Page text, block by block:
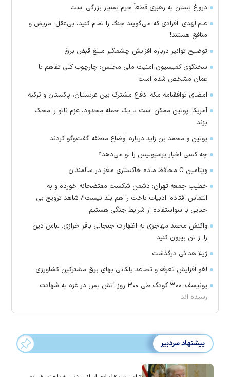
دروغ بستن به رهبری قطعاً جرم بسیار بزرگی است
علم‌الهدی: افرادی که می‌گویند جنگ را تمام کنید، بی‌عقل، مریض و
منافق هستند!
توضیح توانیر درباره افزایش چشمگیر مبلغ قبض برق
سخنگوی کمیسیون امنیت ملی مجلس: چارچوب کلی تفاهم با
عمان مشخص شده است
امضای توافقنامه مکه؛ دفاع مشترک بین عربستان، پاکستان و ترکیه
آمریکا: پوتین ممکن است با یک حمله محدود، عزم ناتو را محک
بزند
پوتین و محمد بن زاید درباره اوضاع منطقه گفت‌وگو کردند
چه کسی اخبار پرسپولیس را لو می‌دهد؟
ویتامین C محافظ ماده خاکستری مغز در سالمندان
خطیب جمعه تهران: دشمن شکست مفتضحانه خورده و به
التماس افتاده؛ ادبیات باخت را هم بلد نیست!/ شاهد ترویج بی
حیایی با سواستفاده از شرایط جنگی هستیم
واکنش محمد مهاجری به اظهارات جنجالی باقر خرازی: لباس دین
را از تن بیرون کنید
ژیلا هدائی درگذشت
لغو افزایش تعرفه و تصاعد پلکانی بهای برق مشترکین کشاورزی
یونیسف: ۳۰۰ کودک طی ۳۰۰ روز آتش بس در غزه به شهادت
رسیده اند
پیشنهاد سردبیر